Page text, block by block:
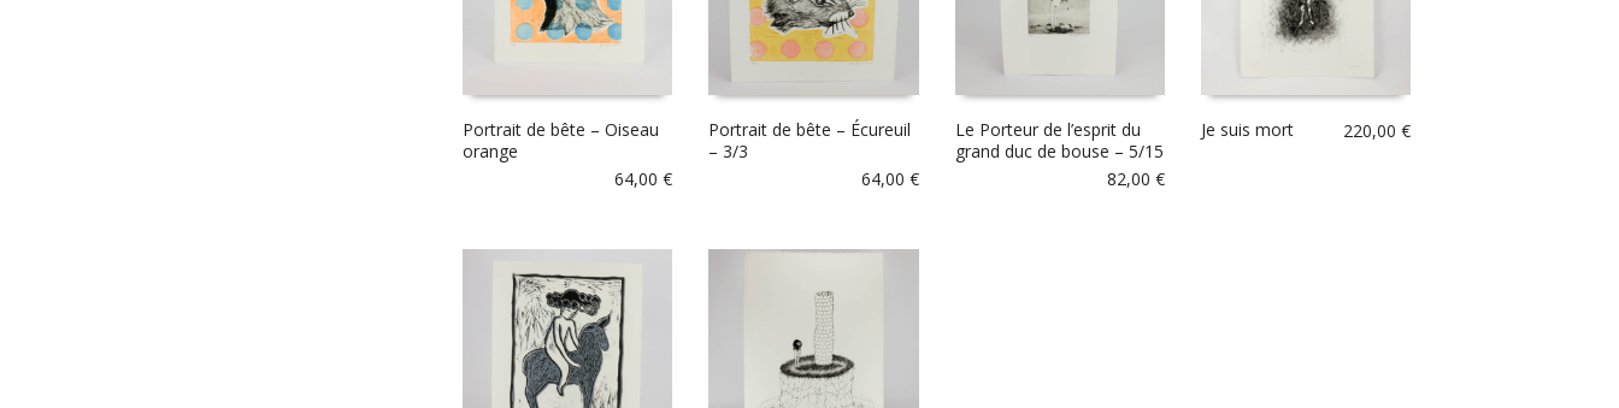
Portrait de bête – Oiseau
orange
64,00€
Portrait de bête – Écureuil
– 3/3
64,00 €
Le Porteur de l’esprit du
grand duc de bouse – 5/15
82,00€
Je suis mort 220,00€